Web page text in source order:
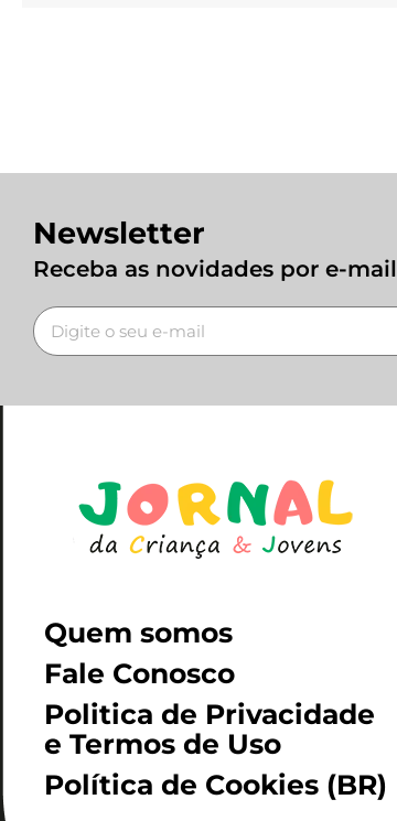
Newsletter
Receba as novidades por e-mail
Quem somos
Fale Conosco
Politica de Privacidade
e Termos de Uso
Política de Cookies (BR)